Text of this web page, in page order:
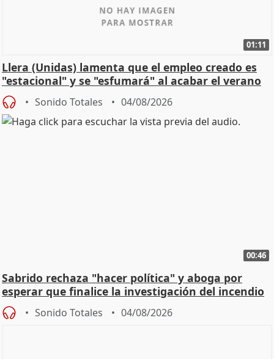
01:11
Llera (Unidas) lamenta que el empleo creado es
"estacional" y se "esfumará" al acabar el verano
Sonido Totales 04/08/2026
00:46
Sabrido rechaza "hacer política" y aboga por
esperar que finalice la investigación del incendio
Sonido Totales 04/08/2026